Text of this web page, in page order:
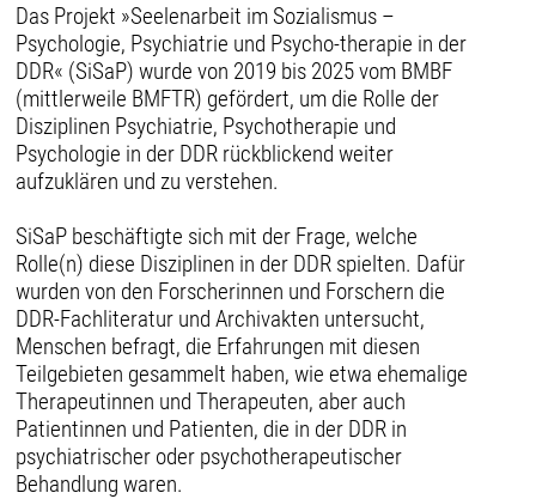
Das Projekt »Seelenarbeit im Sozialismus –
Psychologie, Psychiatrie und Psycho-therapie in der
DDR« (SiSaP) wurde von 2019 bis 2025 vom BMBF
(mittlerweile BMFTR) gefördert, um die Rolle der
Disziplinen Psychiatrie, Psychotherapie und
Psychologie in der DDR rückblickend weiter
aufzuklären und zu verstehen.
SiSaP beschäftigte sich mit der Frage, welche
Rolle(n) diese Disziplinen in der DDR spielten. Dafür
wurden von den Forscherinnen und Forschern die
DDR-Fachliteratur und Archivakten untersucht,
Menschen befragt, die Erfahrungen mit diesen
Teilgebieten gesammelt haben, wie etwa ehemalige
Therapeutinnen und Therapeuten, aber auch
Patientinnen und Patienten, die in der DDR in
psychiatrischer oder psychotherapeutischer
Behandlung waren.